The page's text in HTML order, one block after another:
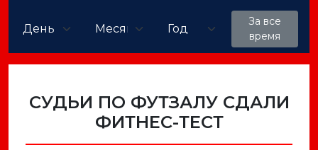
За все
время
СУДЬИ ПО ФУТЗАЛУ СДАЛИ
ФИТНЕС-ТЕСТ